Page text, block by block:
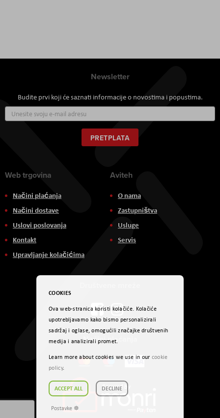
Newsletter
Budite prvi koji će saznati informacije o novostima i popustima.
se
za
naš
newsletter:
PRETPLATA
Web trgovina
Načini plaćanja
Načini dostave
Uslovi poslovanja
Kontakt
Upravljanje kolačićima
Aviteh
O nama
Zastupništva
Usluge
Servis
Načini plaćanja
COOKIES
Ova web-stranica koristi kolačiće. Kolačiće
upotrebljavamo kako bismo personalizirali
sadržaj i oglase, omogućili značajke društvenih
medija i analizirali promet.
Learn more about cookies we use in our cookie
policy.
ACCEPT ALL DECLINE
Postavke ☸